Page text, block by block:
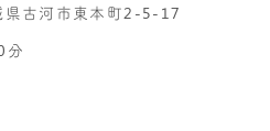
古河市東本町2-5-17
分